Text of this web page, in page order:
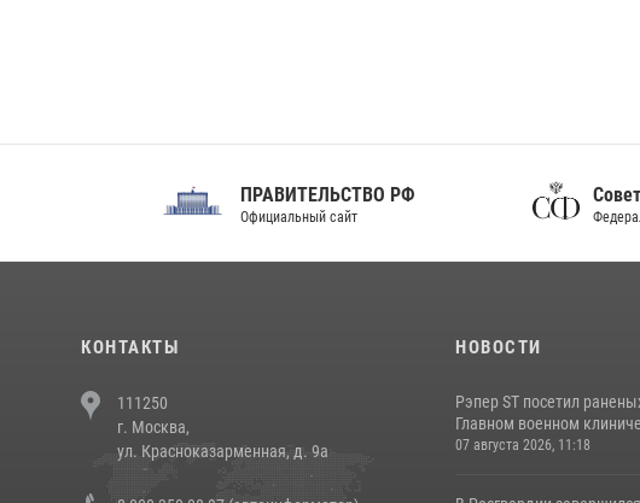
ПРАВИТЕЛЬСТВО РФ
Официальный сайт
Совет
Федерального
КОНТАКТЫ
111250
г. Москва,
ул. Красноказарменная, д. 9а
НОВОСТИ
Рэпер ST посетил
Главном военном
07 августа 2026, 11:18